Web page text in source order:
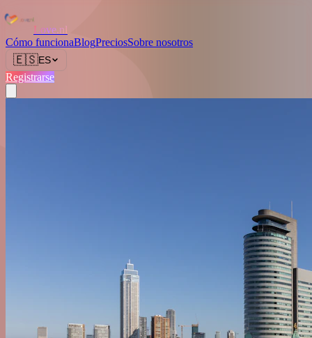
Love.nl
Cómo funcionaBlogPreciosSobre nosotros
🇪🇸ES
Registrarse